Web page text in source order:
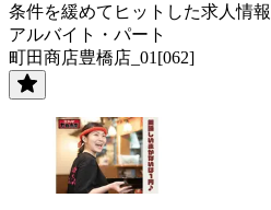
条件を緩めてヒットした求人情
アルバイト・パート
町田商店豊橋店_01[062]